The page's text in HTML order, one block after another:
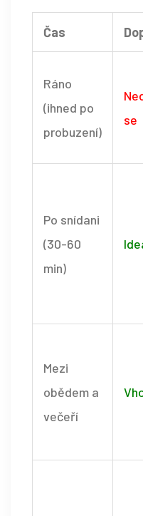
Čas
Ráno
(ihned po
probuzení)
se
Po snídani
(30-60
min)
Mezi
obědem a
večeří